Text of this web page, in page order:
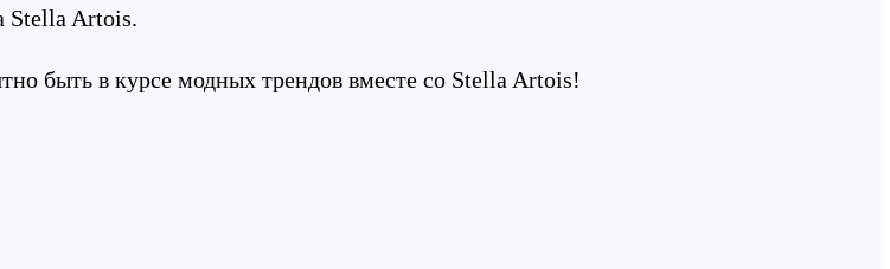
Stella Artois.
быть в курсе модных трендов вместе со Stella Artois!